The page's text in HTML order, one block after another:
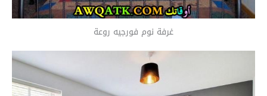
غرفة نوم فورجيه روعة